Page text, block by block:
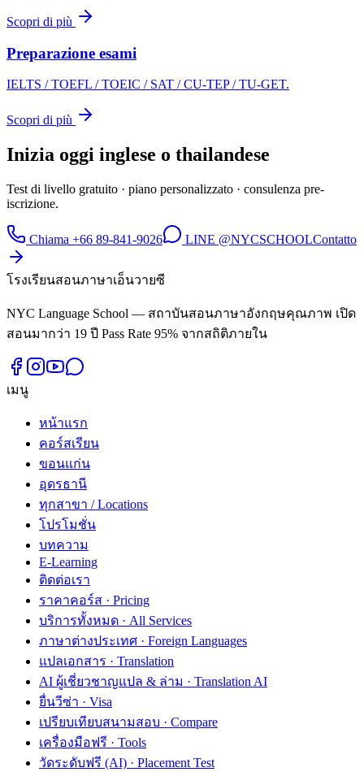
Scopri di più
Preparazione esami
IELTS / TOEFL / TOEIC / SAT / CU-TEP / TU-GET.
Scopri di più
Inizia oggi inglese o thailandese
Test di livello gratuito · piano personalizzato · consulenza pre-
iscrizione.
Chiama +66 89-841-9026 LINE @NYCSCHOOLContatto
โรงเรียนสอนภาษาเอ็นวายซี
NYC Language School — สถาบันสอนภาษาอังกฤษคุณภาพ เปิด
สอนมากว่า 19 ปี Pass Rate 95% จากสถิติภายใน
เมนู
หน้าแรก
คอร์สเรียน
ขอนแก่น
อุดรธานี
ทุกสาขา / Locations
โปรโมชั่น
บทความ
E-Learning
ติดต่อเรา
ราคาคอร์ส · Pricing
บริการทั้งหมด · All Services
ภาษาต่างประเทศ · Foreign Languages
แปลเอกสาร · Translation
AI ผู้เชี่ยวชาญแปล & ล่าม · Translation AI
ยื่นวีซ่า · Visa
เปรียบเทียบสนามสอบ · Compare
เครื่องมือฟรี · Tools
วัดระดับฟรี (AI) · Placement Test